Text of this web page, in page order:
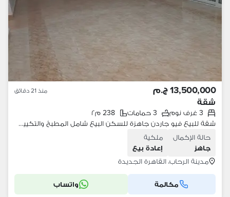
13,500,000 ج.م منذ 21 دقائق
شقة
3 غرف نوم 3 حمامات
238 م٢
شقة للبيع فيو جاردن جاهزة للسكن البيع شامل المطبخ والتكييفات دور متكرر 238 متر في الرحاب 1 - المرحلة الرابعة - القاهرة الجديدة Al Rehab 1 - Phase 4
حالة الإكمال
جاهز
ملكية
إعادة بيع
مدينة الرحاب، القاهرة الجديدة
مكالمة واتساب